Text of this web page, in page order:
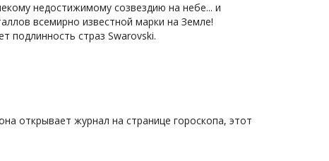
недостижимому созвездию на небе... и
всемирно известной марки на Земле!
подлинность страз Swarovski.
открывает журнал на странице гороскопа, этот